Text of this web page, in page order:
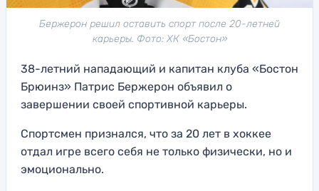
Бержерон решил оставить спорт после 20-летней
карьеры. Фото: ХК «Бостон»
38-летний нападающий и капитан клуба «Бостон
Брюинз» Патрис Бержерон объявил о
завершении своей спортивной карьеры.
Спортсмен признался, что за 20 лет в хоккее
отдал игре всего себя не только физически, но и
эмоционально.